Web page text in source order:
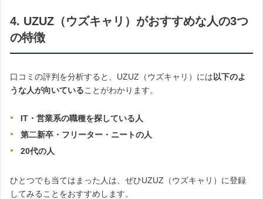
4. UZUZ（ウズキャリ）がおすすめな人の3つ
の特徴
口コミの評判を分析すると、UZUZ（ウズキャリ）には 以下のよ
うな人が向いていることがわかります。
IT・営業系の職種を探している人
第二新卒・フリーター・ニートの人
20代の人
ひとつでも当てはまった人は、ぜひUZUZ（ウズキャリ）に登録
してみることをおすすめします。